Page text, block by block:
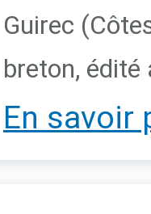
Guirec
breton, édité
En savoir